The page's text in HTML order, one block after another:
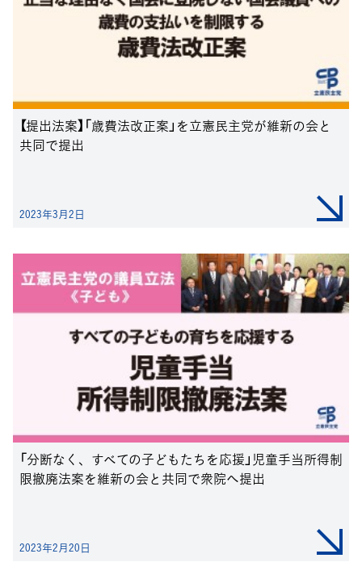
【提出法案】「歳費法改正案」を立憲民主党が維新の会と
共同で提出
2023年3月2日
「分断なく、すべての子どもたちを応援」児童手当所得制
限撤廃法案を維新の会と共同で衆院へ提出
2023年2月20日